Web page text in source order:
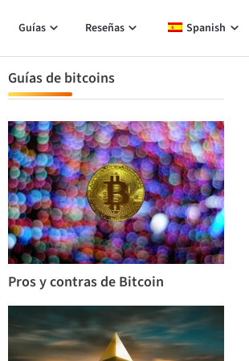
Guías Reseñas Spanish
Guías de bitcoins
Pros y contras de Bitcoin